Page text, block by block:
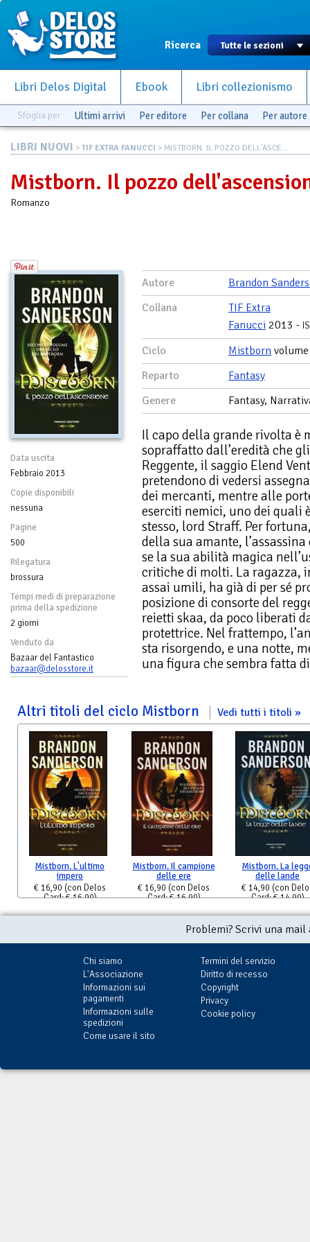
Ricerca
Libri Delos Digital Ebook Libri collezionismo
Sfoglia per Ultimi arrivi Per editore Per collana Per autore
LIBRI NUOVI > TIF EXTRA FANUCCI > MISTBORN. IL POZZO DELL'ASCE...
Mistborn. Il pozzo
Romanzo
Data uscita
Febbraio 2013
Copie disponibili
nessuna
Pagine
500
Rilegatura
brossura
Tempi medi di preparazione
prima della spedizione
2 giorni
Venduto da
Bazaar del Fantastico
bazaar@delosstore.it
Autore
Brandon
Collana
TIF Extra
Fanucci 2013 -
Ciclo Mistborn
Reparto
Fantasy
Genere
Fantasy,
Il capo della grande rivolta è
sopraffatto dall’eredità che
Reggente, il saggio Elend
pretendono di vedersi
dei mercanti, mentre alle
eserciti nemici, uno dei quali
stesso, lord Straff. Per
della sua amante,
se la sua abilità magica
critiche di molti. La ragazza,
assai umili, ha già di per sé
posizione di consorte del
reietti skaa, da poco liberati
protettrice. Nel frattempo,
sta risorgendo, e una notte,
una figura che sembra fatta
Altri titoli del ciclo Mistborn Vedi tutti i titoli
Mistborn. L'ultimo
impero
€ 16,90 (con Delos
Card: € 16,90)
Mistborn. Il campione
delle ere
€ 16,90 (con Delos
Card: € 16,90)
Mistborn. La
delle lande
€ 14,90 (con
Card: € 14,90)
Problemi? Scrivi una
Chi siamo
L'Associazione
Informazioni sui
pagamenti
Informazioni sulle
spedizioni
Come usare il sito
Termini del servizio
Diritto di recesso
Copyright
Privacy
Cookie policy